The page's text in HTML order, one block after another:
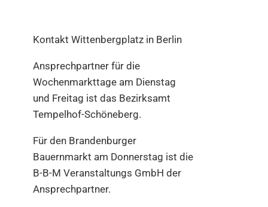
Kontakt Wittenbergplatz in Berlin
Ansprechpartner für die
Wochenmarkttage am Dienstag
und Freitag ist das Bezirksamt
Tempelhof-Schöneberg.
Für den Brandenburger
Bauernmarkt am Donnerstag ist die
B-B-M Veranstaltungs GmbH der
Ansprechpartner.